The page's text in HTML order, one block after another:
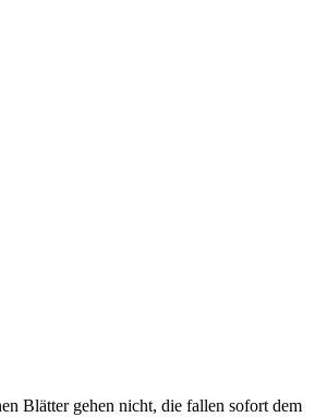
Blätter gehen nicht, die fallen sofort dem